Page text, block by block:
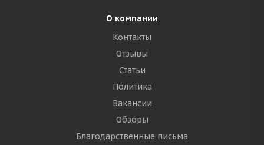
О компании
Контакты
Отзывы
Статьи
Политика
Вакансии
Обзоры
Благодарственные письма